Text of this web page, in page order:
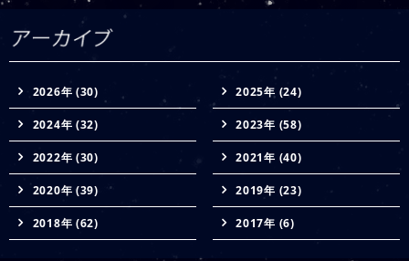
2026年 (30) 2025年 (24)
2024年 (32) 2023年 (58)
2022年 (30) 2021年 (40)
2020年 (39) 2019年 (23)
2018年 (62) 2017年 (6)